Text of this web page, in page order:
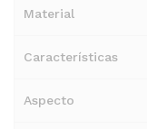
Material
Características
Aspecto